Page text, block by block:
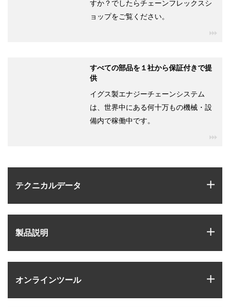
テクニカルデータ
製品説明
オンラインツール
すか？でしたらチェーンフレックスシ
ョップをご覧ください。
すべての部品を１社から保証付きで提
供
イグス製エナジーチェーンシステム
は、世界中にある何十万もの機械・設
備内で稼働中です。